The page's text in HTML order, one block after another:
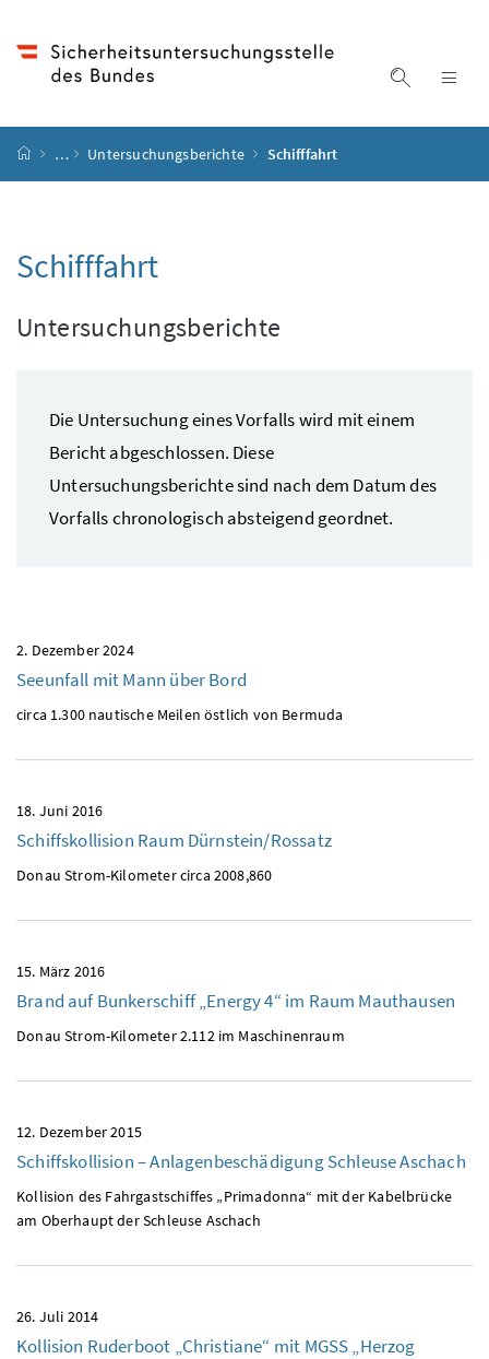
Suche
Startseite
… Untersuchungsberichte Schifffahrt
Schifffahrt
Untersuchungsberichte
Die Untersuchung eines Vorfalls wird mit einem
Bericht abgeschlossen. Diese
Untersuchungsberichte sind nach dem Datum des
Vorfalls chronologisch absteigend geordnet.
2. Dezember 2024
Seeunfall mit Mann über Bord
circa 1.300 nautische Meilen östlich von Bermuda
18. Juni 2016
Schiffskollision Raum Dürnstein/Rossatz
Donau Strom-Kilometer circa 2008,860
15. März 2016
Brand auf Bunkerschiff „Energy 4“ im Raum Mauthausen
Donau Strom-Kilometer 2.112 im Maschinenraum
12. Dezember 2015
Schiffskollision – Anlagenbeschädigung Schleuse Aschach
Kollision des Fahrgastschiffes „Primadonna“ mit der Kabelbrücke
am Oberhaupt der Schleuse Aschach
26. Juli 2014
Kollision Ruderboot „Christiane“ mit MGSS „Herzog